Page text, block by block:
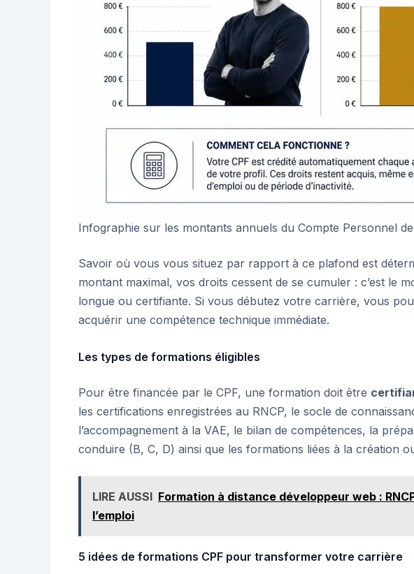
Infographie sur les montants annuels du Compte Personnel
Savoir où vous vous situez par rapport à ce plafond est
montant maximal, vos droits cessent de se cumuler : c’est le
longue ou certifiante. Si vous débutez votre carrière, vous
acquérir une compétence technique immédiate.
Les types de formations éligibles
Pour être financée par le CPF, une formation doit être
les certifications enregistrées au RNCP, le socle de
l’accompagnement à la VAE, le bilan de compétences, la
conduire (B, C, D) ainsi que les formations liées à la création
LIRE AUSSI Formation à distance développeur web :
l’emploi
5 idées de formations CPF pour transformer votre carrière